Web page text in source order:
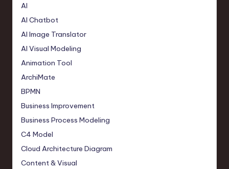
a
ti
o
n
AI
AI Chatbot
AI Image Translator
AI Visual Modeling
Animation Tool
ArchiMate
BPMN
Business Improvement
Business Process Modeling
C4 Model
Cloud Architecture Diagram
Content & Visual